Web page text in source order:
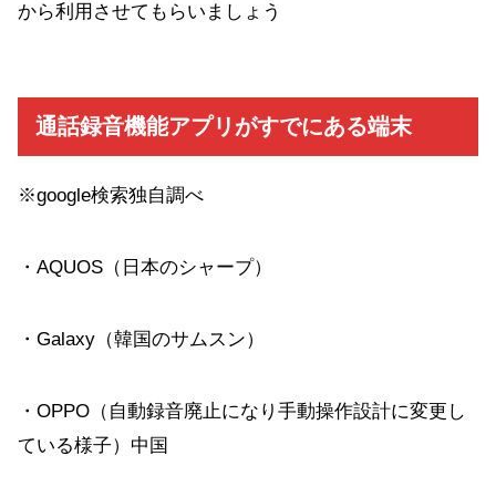
から利用させてもらいましょう
通話録音機能アプリがすでにある端末
※google検索独自調べ
・AQUOS（日本のシャープ）
・Galaxy（韓国のサムスン）
・OPPO（自動録音廃止になり手動操作設計に変更し
ている様子）中国